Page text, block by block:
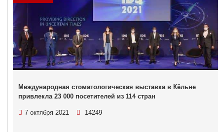
Международная стоматологическая выставка в Кёльне
привлекла 23 000 посетителей из 114 стран
7 октября 2021 14249